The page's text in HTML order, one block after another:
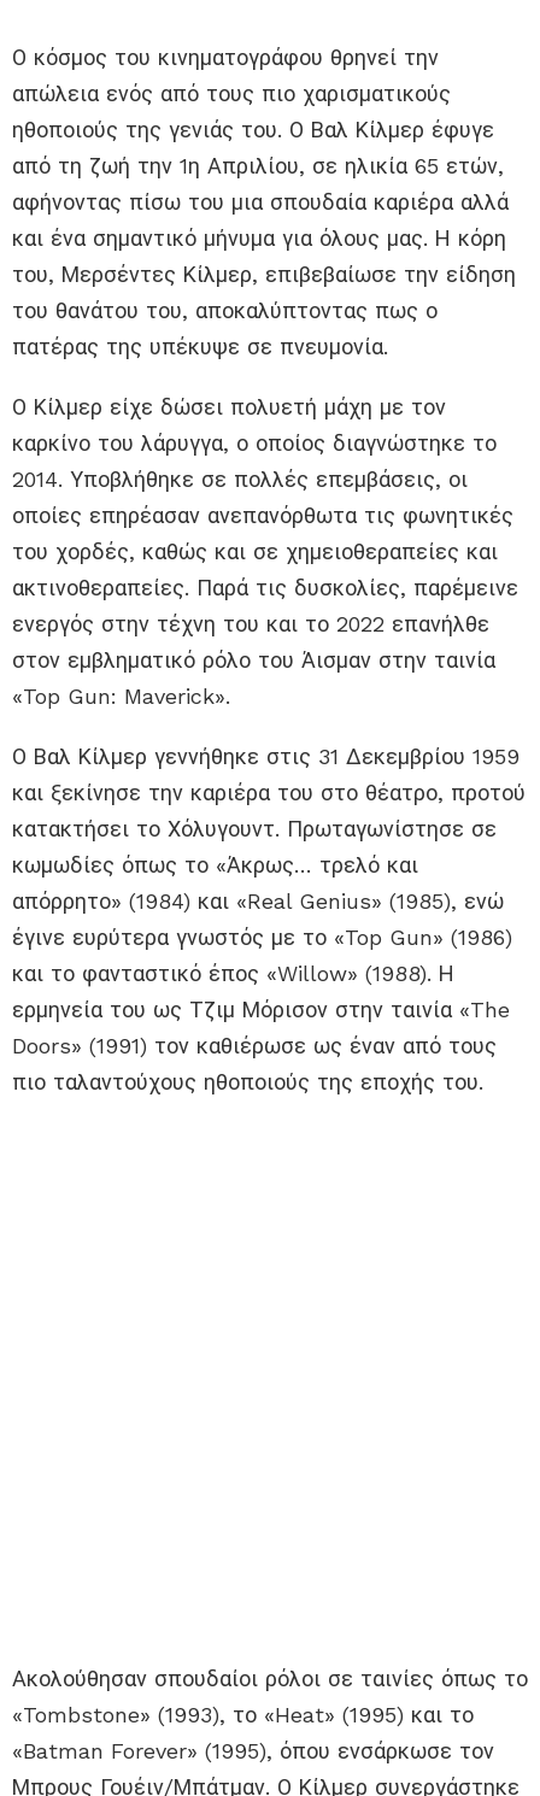
Ο κόσμος του κινηματογράφου θρηνεί την
απώλεια ενός από τους πιο χαρισματικούς
ηθοποιούς της γενιάς του. Ο Βαλ Κίλμερ έφυγε
από τη ζωή την 1η Απριλίου, σε ηλικία 65 ετών,
αφήνοντας πίσω του μια σπουδαία καριέρα αλλά
και ένα σημαντικό μήνυμα για όλους μας. Η κόρη
του, Μερσέντες Κίλμερ, επιβεβαίωσε την είδηση
του θανάτου του, αποκαλύπτοντας πως ο
πατέρας της υπέκυψε σε πνευμονία.
Ο Κίλμερ είχε δώσει πολυετή μάχη με τον
καρκίνο του λάρυγγα, ο οποίος διαγνώστηκε το
2014. Υποβλήθηκε σε πολλές επεμβάσεις, οι
οποίες επηρέασαν ανεπανόρθωτα τις φωνητικές
του χορδές, καθώς και σε χημειοθεραπείες και
ακτινοθεραπείες. Παρά τις δυσκολίες, παρέμεινε
ενεργός στην τέχνη του και το 2022 επανήλθε
στον εμβληματικό ρόλο του Άισμαν στην ταινία
«Top Gun: Maverick».
Ο Βαλ Κίλμερ γεννήθηκε στις 31 Δεκεμβρίου 1959
και ξεκίνησε την καριέρα του στο θέατρο, προτού
κατακτήσει το Χόλυγουντ. Πρωταγωνίστησε σε
κωμωδίες όπως το «Άκρως… τρελό και
απόρρητο» (1984) και «Real Genius» (1985), ενώ
έγινε ευρύτερα γνωστός με το «Top Gun» (1986)
και το φανταστικό έπος «Willow» (1988). Η
ερμηνεία του ως Τζιμ Μόρισον στην ταινία «The
Doors» (1991) τον καθιέρωσε ως έναν από τους
πιο ταλαντούχους ηθοποιούς της εποχής του.
Ακολούθησαν σπουδαίοι ρόλοι σε ταινίες όπως το
«Tombstone» (1993), το «Heat» (1995) και το
«Batman Forever» (1995), όπου ενσάρκωσε τον
Μπρους Γουέιν/Μπάτμαν. Ο Κίλμερ συνεργάστηκε